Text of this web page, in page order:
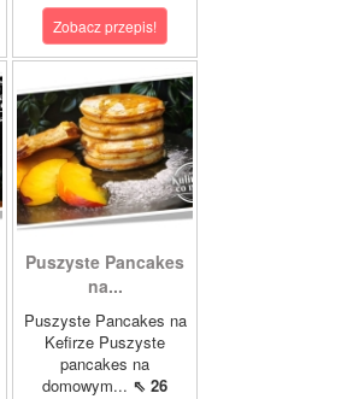
Zobacz przepis!
Puszyste Pancakes
na...
Puszyste Pancakes na
Kefirze Puszyste
pancakes na
domowym... ⇖ 26